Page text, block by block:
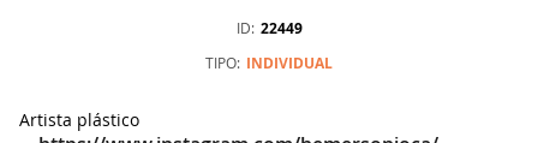
ID 22449
TIPO INDIVIDUAL
Artista plástico